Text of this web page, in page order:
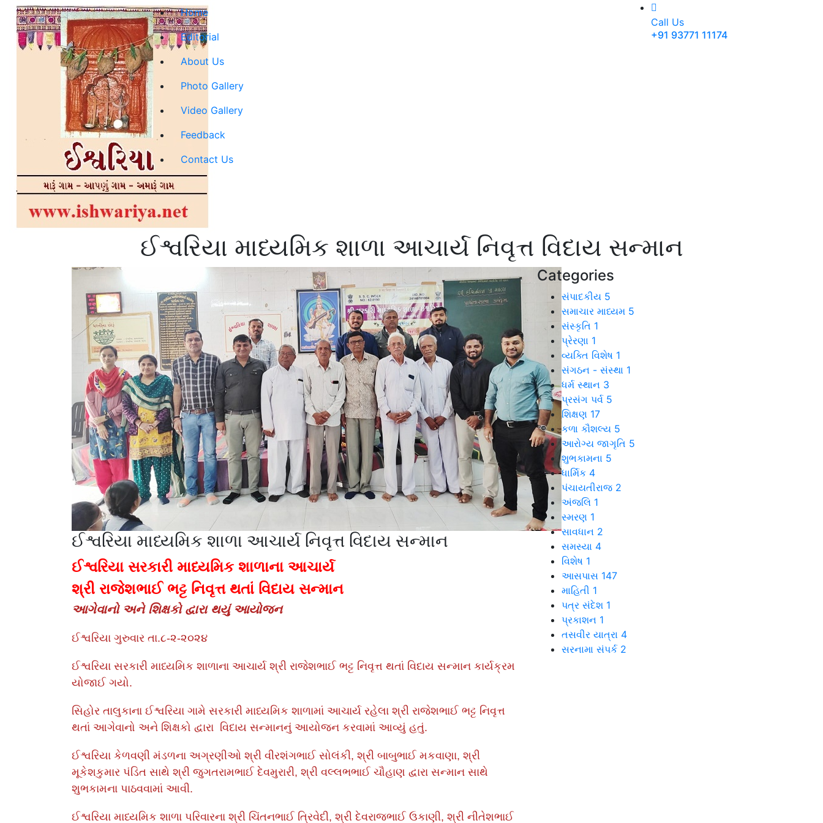
Home
Editorial
About Us
Photo Gallery
Video Gallery
Feedback
Contact Us
Call Us
+91 93771 11174
ઈશ્વરિયા માધ્યમિક શાળા આચાર્ય નિવૃત્ત વિદાય સન્માન
ઈશ્વરિયા માધ્યમિક શાળા આચાર્ય નિવૃત્ત વિદાય સન્માન
ઈશ્વરિયા સરકારી માધ્યમિક શાળાના આચાર્ય
શ્રી રાજેશભાઈ ભટ્ટ નિવૃત્ત થતાં વિદાય સન્માન
આગેવાનો અને શિક્ષકો દ્વારા થયું આયોજન
ઈશ્વરિયા ગુરુવાર તા.૮-૨-૨૦૨૪
ઈશ્વરિયા સરકારી માધ્યમિક શાળાના આચાર્ય શ્રી રાજેશભાઈ ભટ્ટ નિવૃત્ત થતાં વિદાય સન્માન કાર્યક્રમ
યોજાઈ ગયો.
સિહોર તાલુકાના ઈશ્વરિયા ગામે સરકારી માધ્યમિક શાળામાં આચાર્ય રહેલા શ્રી રાજેશભાઈ ભટ્ટ નિવૃત્ત
થતાં આગેવાનો અને શિક્ષકો દ્વારા વિદાય સન્માનનું આયોજન કરવામાં આવ્યું હતું.
ઈશ્વરિયા કેળવણી મંડળના અગ્રણીઓ શ્રી વીરશંગભાઈ સોલંકી, શ્રી બાબુભાઈ મકવાણા, શ્રી
મૂકેશકુમાર પંડિત સાથે શ્રી જુગતરામભાઈ દેવમુરારી, શ્રી વલ્લભભાઈ ચૌહાણ દ્વારા સન્માન સાથે
શુભકામના પાઠવવામાં આવી.
ઈશ્વરિયા માધ્યમિક શાળા પરિવારના શ્રી ચિંતનભાઈ ત્રિવેદી, શ્રી દેવરાજભાઈ ઉકાણી, શ્રી નીતેશભાઈ
Categories
સંપાદકીય 5
સમાચાર માધ્યમ 5
સંસ્કૃતિ 1
પ્રેરણા 1
વ્યક્તિ વિશેષ 1
સંગઠન - સંસ્થા 1
ધર્મ સ્થાન 3
પ્રસંગ પર્વ 5
શિક્ષણ 17
કળા કૌશલ્ય 5
આરોગ્ય જાગૃતિ 5
શુભકામના 5
ધાર્મિક 4
પંચાયતીરાજ 2
અંજલિ 1
સ્મરણ 1
સાવધાન 2
સમસ્યા 4
વિશેષ 1
આસપાસ 147
માહિતી 1
પત્ર સંદેશ 1
પ્રકાશન 1
તસવીર યાત્રા 4
સરનામા સંપર્ક 2